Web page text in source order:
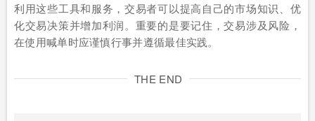
利用这些工具和服务，交易者可以提高自己的市场知识、优
化交易决策并增加利润。重要的是要记住，交易涉及风险，
在使用喊单时应谨慎行事并遵循最佳实践。
THE END